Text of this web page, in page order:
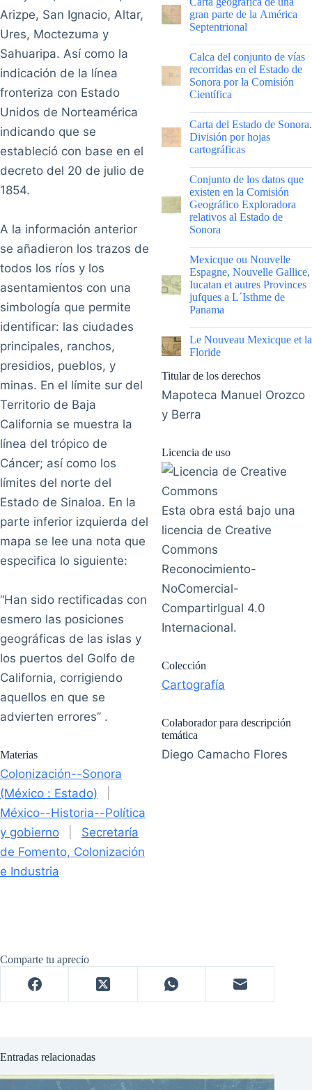
Arizpe, San Ignacio, Altar,
Ures, Moctezuma y
Sahuaripa. Así como la
indicación de la línea
fronteriza con Estado
Unidos de Norteamérica
indicando que se
estableció con base en el
decreto del 20 de julio de
1854.
A la información anterior
se añadieron los trazos de
todos los ríos y los
asentamientos con una
simbología que permite
identificar: las ciudades
principales, ranchos,
presidios, pueblos, y
minas. En el límite sur del
Territorio de Baja
California se muestra la
línea del trópico de
Cáncer; así como los
límites del norte del
Estado de Sinaloa. En la
parte inferior izquierda del
mapa se lee una nota que
especifica lo siguiente:
“Han sido rectificadas con
esmero las posiciones
geográficas de las islas y
los puertos del Golfo de
California, corrigiendo
aquellos en que se
advierten errores” .
Materias
Colonización--Sonora
(México : Estado)
México--Historia--Política
y gobierno
Secretaría
de Fomento, Colonización
e Industria
gran parte de la América
Septentrional
Calca del conjunto de vías
recorridas en el Estado de
Sonora por la Comisión
Científica
Carta del Estado de Sonora.
División por hojas
cartográficas
Conjunto de los datos que
existen en la Comisión
Geográfico Exploradora
relativos al Estado de
Sonora
|
Mexicque ou Nouvelle
Espagne, Nouvelle Gallice,
Iucatan et autres Provinces
jufques a L´Isthme de
Panama
|
Le Nouveau Mexicque et la
Floride
Titular de los derechos
Mapoteca Manuel Orozco
y Berra
Licencia de uso
Esta obra está bajo una
licencia de Creative
Commons
Reconocimiento-
NoComercial-
CompartirIgual 4.0
Internacional.
Colección
Cartografía
Colaborador para descripción
temática
Diego Camacho Flores
Comparte tu aprecio
Entradas relacionadas